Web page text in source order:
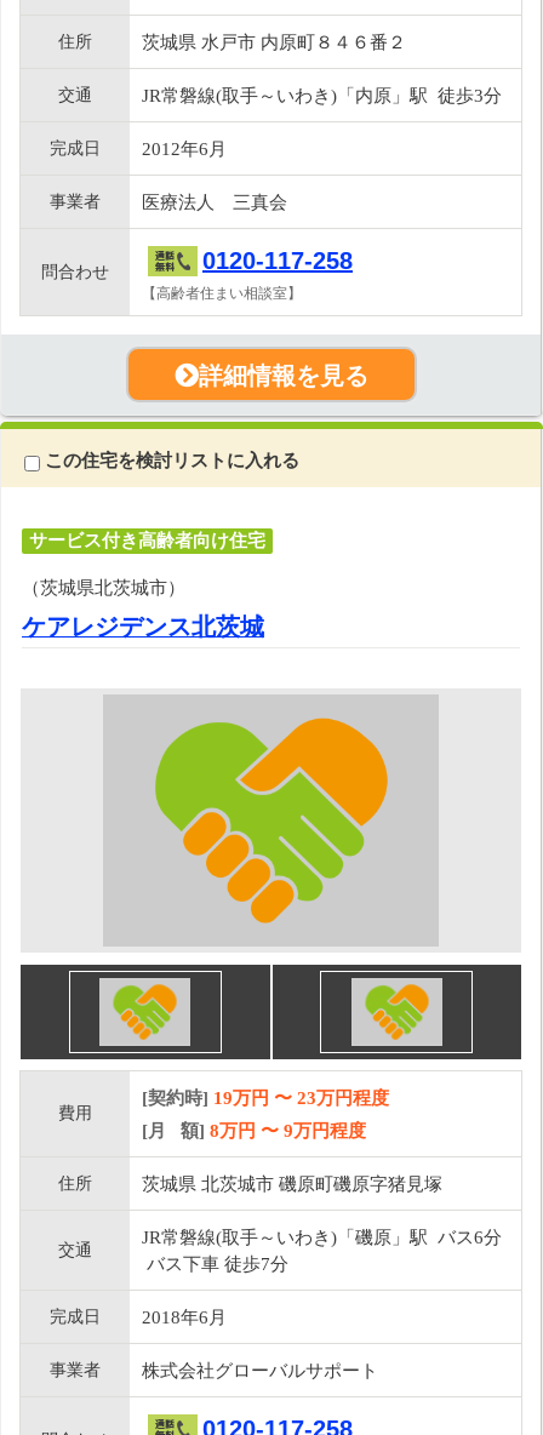
住所 茨城県 水戸市 内原町８４６番２
交通 JR常磐線(取手～いわき)「内原」駅 徒歩3分
完成日 2012年6月
事業者 医療法人 三真会
問合わせ 0120-117-258
【高齢者住まい相談室】
詳細情報を見る
この住宅を検討リストに入れる
サービス付き高齢者向け住宅
（茨城県北茨城市）
ケアレジデンス北茨城
費用
[契約時] 19万円 〜 23万円程度
[月 額] 8万円 〜 9万円程度
住所 茨城県 北茨城市 磯原町磯原字猪見塚
交通
JR常磐線(取手～いわき)「磯原」駅 バス6分
バス下車 徒歩7分
完成日 2018年6月
事業者 株式会社グローバルサポート
0120-117-258